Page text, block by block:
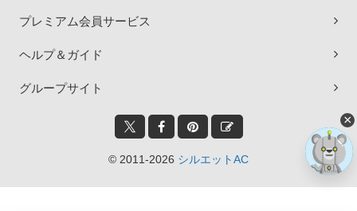
プレミアム会員サービス
ヘルプ＆ガイド
グループサイト
© 2011-2026 シルエットAC
×